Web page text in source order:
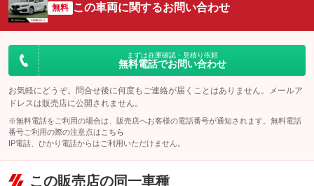
無料 この車両に関するお問い合わせ
まずは在庫確認・見積り依頼
無料電話でお問い合わせ
お気軽にどうぞ。問合せ後に何度もご連絡が届くことはありません。メールア
ドレスは販売店に公開されません。
※無料電話をご利用の場合は、販売店へお客様の電話番号が通知されます。無料電話
番号ご利用の際の注意点は こちら
IP電話、ひかり電話からはご利用いただけません。
この販売店の同一車種